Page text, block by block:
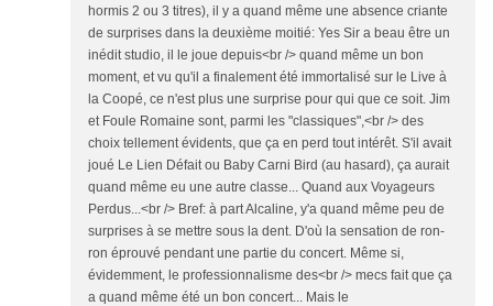
hormis 2 ou 3 titres), il y a quand même une absence criante
de surprises dans la deuxième moitié: Yes Sir a beau être un
inédit studio, il le joue depuis<br /> quand même un bon
moment, et vu qu'il a finalement été immortalisé sur le Live à
la Coopé, ce n'est plus une surprise pour qui que ce soit. Jim
et Foule Romaine sont, parmi les "classiques",<br /> des
choix tellement évidents, que ça en perd tout intérêt. S'il avait
joué Le Lien Défait ou Baby Carni Bird (au hasard), ça aurait
quand même eu une autre classe... Quand aux Voyageurs
Perdus...<br /> Bref: à part Alcaline, y'a quand même peu de
surprises à se mettre sous la dent. D'où la sensation de ron-
ron éprouvé pendant une partie du concert. Même si,
évidemment, le professionnalisme des<br /> mecs fait que ça
a quand même été un bon concert... Mais le